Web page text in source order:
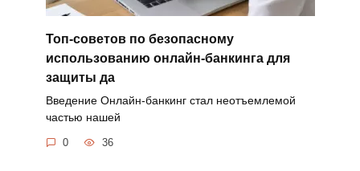
Топ-советов по безопасному
использованию онлайн-банкинга для
защиты да
Введение Онлайн-банкинг стал неотъемлемой
частью нашей
0 36